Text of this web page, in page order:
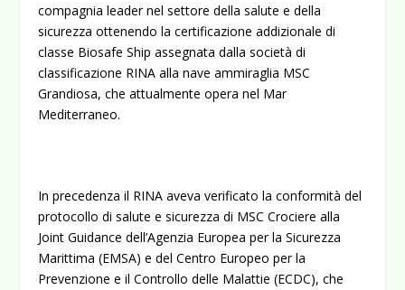
compagnia leader nel settore della salute e della
sicurezza ottenendo la certificazione addizionale di
classe Biosafe Ship assegnata dalla società di
classificazione RINA alla nave ammiraglia MSC
Grandiosa, che attualmente opera nel Mar
Mediterraneo.
In precedenza il RINA aveva verificato la conformità del
protocollo di salute e sicurezza di MSC Crociere alla
Joint Guidance dell’Agenzia Europea per la Sicurezza
Marittima (EMSA) e del Centro Europeo per la
Prevenzione e il Controllo delle Malattie (ECDC), che